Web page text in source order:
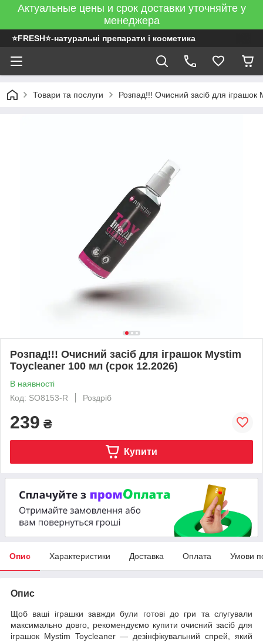
Актуальные цены и срок доставки уточняйте у
менеджера
⭐FRESH⭐-натуральні препарати і косметика
Товари та послуги Розпад!!! Очисний засіб для
Розпад!!! Очисний засіб для іграшок Mystim
Toycleaner 100 мл (cрок 12.2026)
В наявності
Код: SO8153-R
Роздріб
239 ₴
Купити
Опис Характеристики Доставка Оплата Умови
Опис
Щоб ваші іграшки завжди були готові до гри та слугували
максимально довго, рекомендуємо купити очисний засіб для
іграшок Mystim Toycleaner — дезінфікувальний спрей, який